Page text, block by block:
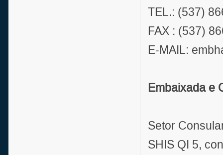
TEL.: (537)
FAX : (537)
E-MAIL:
Embaixada e
Setor
SHIS QI 5,